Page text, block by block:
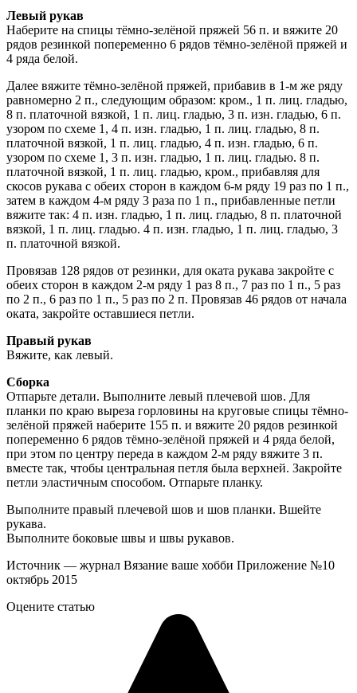
Левый рукав
Наберите на спицы тёмно-зелёной пряжей 56 п. и вяжите 20
рядов резинкой попеременно 6 рядов тёмно-зелёной пряжей и
4 ряда белой.
Далее вяжите тёмно-зелёной пряжей, прибавив в 1-м же ряду
равномерно 2 п., следующим образом: кром., 1 п. лиц. гладью,
8 п. платочной вязкой, 1 п. лиц. гладью, 3 п. изн. гладью, 6 п.
узором по схеме 1, 4 п. изн. гладью, 1 п. лиц. гладью, 8 п.
платочной вязкой, 1 п. лиц. гладью, 4 п. изн. гладью, 6 п.
узором по схеме 1, 3 п. изн. гладью, 1 п. лиц. гладью. 8 п.
платочной вязкой, 1 п. лиц. гладью, кром., прибавляя для
скосов рукава с обеих сторон в каждом 6-м ряду 19 раз по 1 п.,
затем в каждом 4-м ряду 3 раза по 1 п., прибавленные петли
вяжите так: 4 п. изн. гладью, 1 п. лиц. гладью, 8 п. платочной
вязкой, 1 п. лиц. гладью. 4 п. изн. гладью, 1 п. лиц. гладью, 3
п. платочной вязкой.
Провязав 128 рядов от резинки, для оката рукава закройте с
обеих сторон в каждом 2-м ряду 1 раз 8 п., 7 раз по 1 п., 5 раз
по 2 п., 6 раз по 1 п., 5 раз по 2 п. Провязав 46 рядов от начала
оката, закройте оставшиеся петли.
Правый рукав
Вяжите, как левый.
Сборка
Отпарьте детали. Выполните левый плечевой шов. Для
планки по краю выреза горловины на круговые спицы тёмно-
зелёной пряжей наберите 155 п. и вяжите 20 рядов резинкой
попеременно 6 рядов тёмно-зелёной пряжей и 4 ряда белой,
при этом по центру переда в каждом 2-м ряду вяжите 3 п.
вместе так, чтобы центральная петля была верхней. Закройте
петли эластичным способом. Отпарьте планку.
Выполните правый плечевой шов и шов планки. Вшейте
рукава.
Выполните боковые швы и швы рукавов.
Источник — журнал Вязание ваше хобби Приложение №10
октябрь 2015
Оцените статью